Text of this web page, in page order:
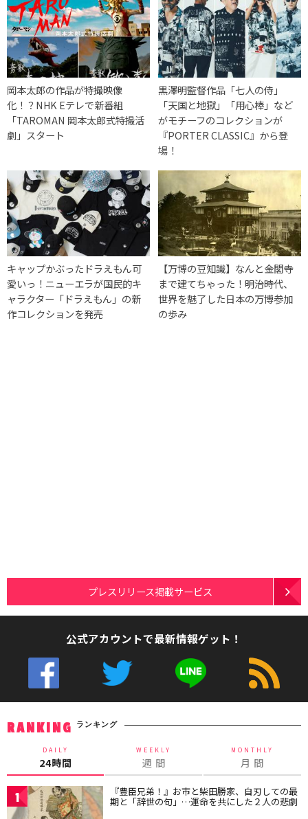
岡本太郎の作品が特撮映像
化！？NHK Eテレで新番組
「TAROMAN 岡本太郎式特撮活
劇」スタート
黒澤明監督作品「七人の侍」
「天国と地獄」「用心棒」など
がモチーフのコレクションが
『PORTER CLASSIC』から登
場！
キャップかぶったドラえもん可
愛いっ！ニューエラが国民的キ
ャラクター「ドラえもん」の新
作コレクションを発売
【万博の豆知識】なんと金閣寺
まで建てちゃった！明治時代、
世界を魅了した日本の万博参加
の歩み
プレスリリース掲載サービス
公式アカウントで最新情報ゲット！
RANKING ランキング
DAILY
24時間
WEEKLY
週 間
MONTHLY
月 間
1 『豊臣兄弟！』お市と柴田勝家、自刃しての最
期と「辞世の句」…運命を共にした２人の悲劇